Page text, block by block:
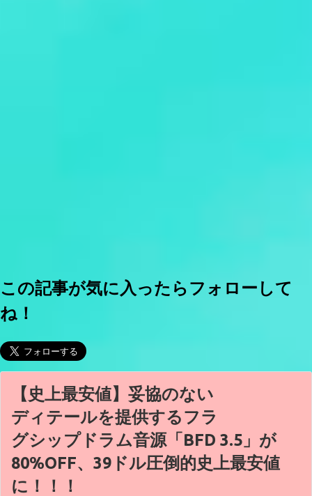
この記事が気に入ったらフォローして
ね！
【史上最安値】妥協のない
ディテールを提供するフラ
グシップドラム音源「BFD 3.5」が
80%OFF、39ドル圧倒的史上最安値
に！！！